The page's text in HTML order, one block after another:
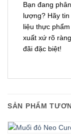
Bạn đang
lượng? Hãy
liệu thực
xuất xứ rõ
đãi đặc biệt!
SẢN PHẨM